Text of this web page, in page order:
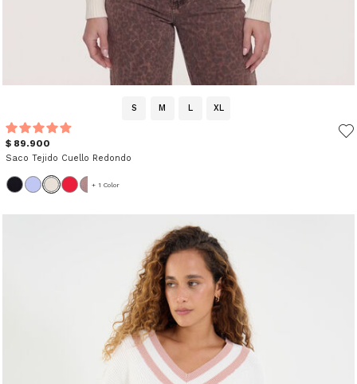
S M L XL
$ 89.900
Saco Tejido Cuello Redondo
+ 1 Color